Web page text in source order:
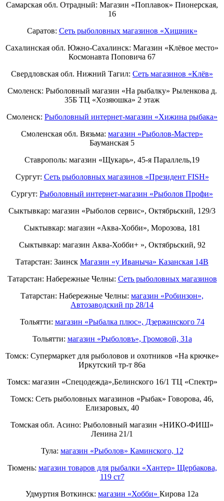
Самарская обл. Отрадный: Магазин «Поплавок» Пионерская,
16
Саратов: Сеть рыболовных магазинов «Хищник»
Сахалинская обл. Южно-Сахалинск: Магазин «Клёвое место»
Космонавта Поповича 67
Свердловская обл. Нижний Тагил: Cеть магазинов «Клёв»
Смоленск: Рыболовный магазин «На рыбалку» Рыленкова д.
35Б ТЦ «Хозяюшка» 2 этаж
Смоленск: Рыболовный интернет-магазин «Хижина рыбака»
Смоленская обл. Вязьма: магазин «Рыболов-Мастер»
Бауманская 5
Ставрополь: магазин «Щукарь», 45-я Параллель,19
Сургут: Сеть рыболовных магазинов «Президент FISH»
Сургут: Рыболовный интернет-магазин «Рыболов Профи»
Сыктывкар: магазин «Рыболов сервис», Октябрьский, 129/3
Сыктывкар: магазин «Аква-Хобби», Морозова, 181
Сыктывкар: магазин Аква-Хобби+ », Октябрьский, 92
Татарстан: Заинск Магазин «у Иваныча» Казанская 14В
Татарстан: Набережные Челны: Cеть рыболовных магазинов
Татарстан: Набережные Челны: магазин «Робинзон»,
Автозаводский пр 28/14
Тольятти: магазин «Рыбалка плюс», Дзержинского 74
Тольятти: магазин «Рыболовъ», Громовой, 31а
Томск: Супермаркет для рыболовов и охотников «На крючке»
Иркутский тр-т 86а
Томск: магазин «Спецодежда»,Белинского 16/1 ТЦ «Спектр»
Томск: Сеть рыболовных магазинов «Рыбак» Говорова, 46,
Елизаровых, 40
Томская обл. Асино: Рыболовный магазин «НИКО-ФИШ»
Ленина 21/1
Тула: магазин «Рыболов» Каминского, 12
Тюмень: магазин товаров для рыбалки «Хантер» Щербакова,
119 ст7
Удмуртия Воткинск: магазин «Хобби» Кирова 12а